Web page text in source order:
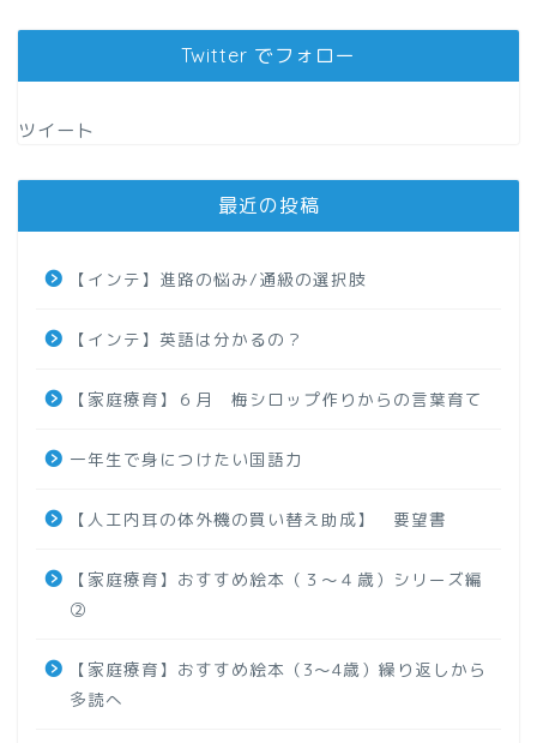
Twitter でフォロー
ツイート
最近の投稿
【インテ】進路の悩み/通級の選択肢
【インテ】英語は分かるの？
【家庭療育】６月 梅シロップ作りからの言葉育て
一年生で身につけたい国語力
【人工内耳の体外機の買い替え助成】 要望書
【家庭療育】おすすめ絵本（３～４歳）シリーズ編
②
【家庭療育】おすすめ絵本（3～4歳）繰り返しから
多読へ